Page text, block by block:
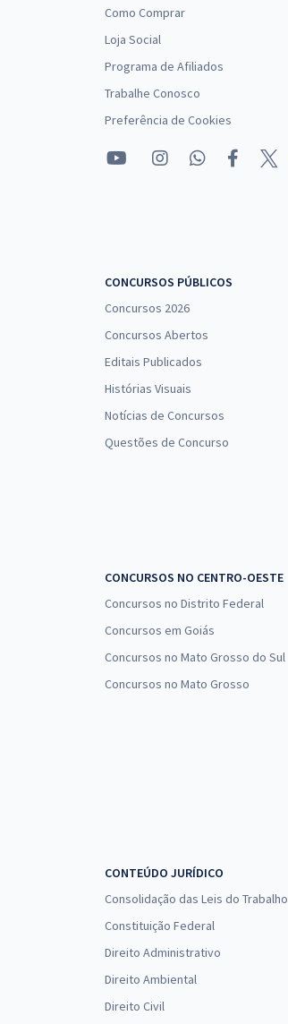
Como Comprar
Loja Social
Programa de Afiliados
Trabalhe Conosco
Preferência de Cookies
CONCURSOS PÚBLICOS
Concursos 2026
Concursos Abertos
Editais Publicados
Histórias Visuais
Notícias de Concursos
Questões de Concurso
CONCURSOS NO CENTRO-OESTE
Concursos no Distrito Federal
Concursos em Goiás
Concursos no Mato Grosso do Sul
Concursos no Mato Grosso
CONTEÚDO JURÍDICO
Consolidação das Leis do Trabalho
Constituição Federal
Direito Administrativo
Direito Ambiental
Direito Civil